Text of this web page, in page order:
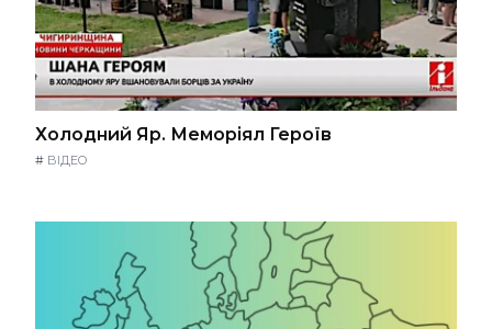
Холодний Яр. Меморіял Героїв
# ВІДЕО